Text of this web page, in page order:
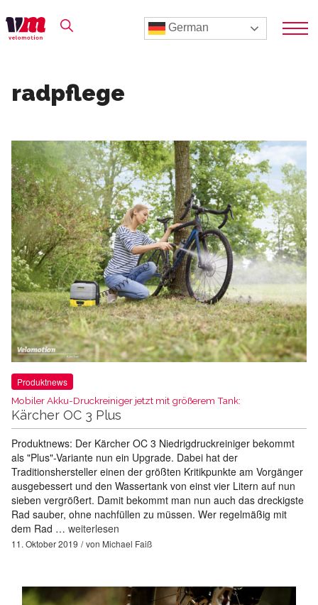
German
radpflege
Produktnews
Mobiler Akku-Druckreiniger jetzt mit größerem Tank:
Kärcher OC 3 Plus
Produktnews: Der Kärcher OC 3 Niedrigdruckreiniger bekommt
als "Plus"-Variante nun ein Upgrade. Dabei hat der
Traditionshersteller einen der größten Kritikpunkte am Vorgänger
ausgebessert und den Wassertank von einst vier Litern auf nun
sieben vergrößert. Damit bekommt man nun auch das dreckigste
Rad sauber, ohne nachfüllen zu müssen. Wer regelmäßig mit
dem Rad … weiterlesen
11. Oktober 2019 von Michael Faiß